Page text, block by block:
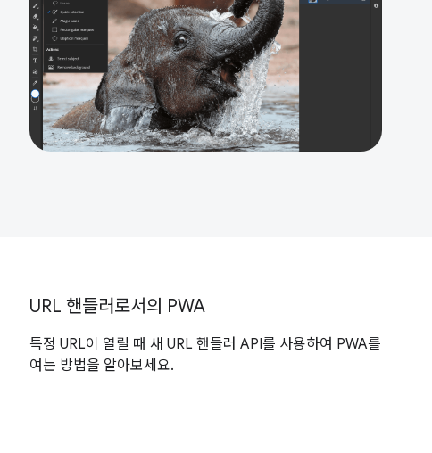
URL 핸들러로서의 PWA
특정 URL이 열릴 때 새 URL 핸들러 API를 사용하여 PWA를
여는 방법을 알아보세요.